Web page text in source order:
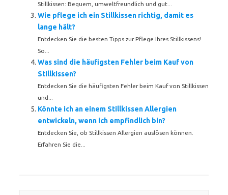
Stillkissen: Bequem, umweltfreundlich und gut...
Wie pflege ich ein Stillkissen richtig, damit es
lange hält?
Entdecken Sie die besten Tipps zur Pflege Ihres Stillkissens!
So...
Was sind die häufigsten Fehler beim Kauf von
Stillkissen?
Entdecken Sie die häufigsten Fehler beim Kauf von Stillkissen
und...
Könnte ich an einem Stillkissen Allergien
entwickeln, wenn ich empfindlich bin?
Entdecken Sie, ob Stillkissen Allergien auslösen können.
Erfahren Sie die...